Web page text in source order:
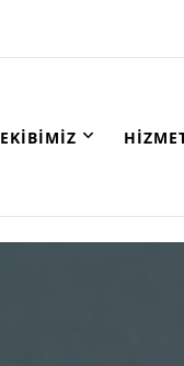
EKIBIMIZ